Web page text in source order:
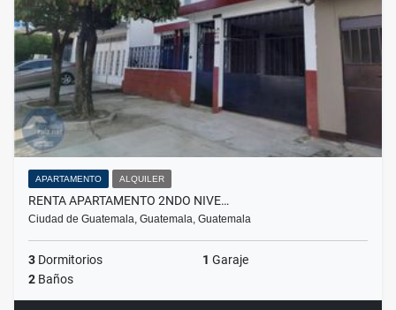
APARTAMENTO ALQUILER
RENTA APARTAMENTO 2NDO NIVE…
Ciudad de Guatemala, Guatemala, Guatemala
3 Dormitorios 1 Garaje
2 Baños